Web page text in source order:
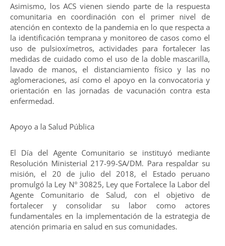
Asimismo, los ACS vienen siendo parte de la respuesta
comunitaria en coordinación con el primer nivel de
atención en contexto de la pandemia en lo que respecta a
la identificación temprana y monitoreo de casos como el
uso de pulsioxímetros, actividades para fortalecer las
medidas de cuidado como el uso de la doble mascarilla,
lavado de manos, el distanciamiento físico y las no
aglomeraciones, así como el apoyo en la convocatoria y
orientación en las jornadas de vacunación contra esta
enfermedad.
Apoyo a la Salud Pública
El Día del Agente Comunitario se instituyó mediante
Resolución Ministerial 217-99-SA/DM. Para respaldar su
misión, el 20 de julio del 2018, el Estado peruano
promulgó la Ley N° 30825, Ley que Fortalece la Labor del
Agente Comunitario de Salud, con el objetivo de
fortalecer y consolidar su labor como actores
fundamentales en la implementación de la estrategia de
atención primaria en salud en sus comunidades.